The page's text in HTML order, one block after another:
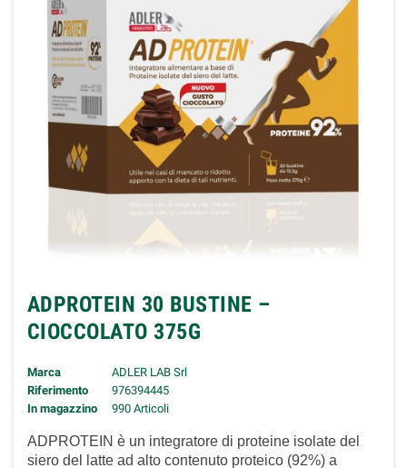
ADPROTEIN 30 BUSTINE –
CIOCCOLATO 375G
Marca
ADLER LAB Srl
Riferimento
976394445
In magazzino
990 Articoli
ADPROTEIN è un integratore di proteine isolate del
siero del latte ad alto contenuto proteico (92%) a